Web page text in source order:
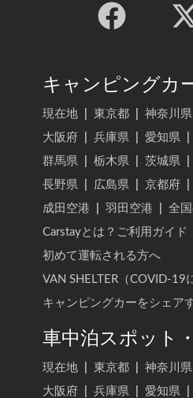
キャンピングカ
現在地 東京都 神奈川県
大阪府
兵庫県 愛知県
群馬県
栃木県 茨城県
長野県
広島県 京都府
成田空港
羽田空港
全
Carstayとは？ご利用ガイド
初めて運転される方へ
VAN SHELTER（COVID-19
キャンピングカーをシェア
車中泊スポット
現在地 東京都 神奈川県
大阪府
兵庫県 愛知県